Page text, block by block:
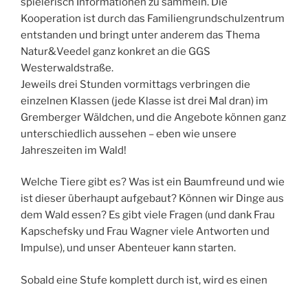
Kooperation ist durch das Familiengrundschulzentrum
entstanden und bringt unter anderem das Thema
Natur&Veedel ganz konkret an die GGS
Westerwaldstraße.
Jeweils drei Stunden vormittags verbringen die
einzelnen Klassen (jede Klasse ist drei Mal dran) im
Gremberger Wäldchen, und die Angebote können ganz
unterschiedlich aussehen – eben wie unsere
Jahreszeiten im Wald!
Welche Tiere gibt es? Was ist ein Baumfreund und wie
ist dieser überhaupt aufgebaut? Können wir Dinge aus
dem Wald essen? Es gibt viele Fragen (und dank Frau
Kapschefsky und Frau Wagner viele Antworten und
Impulse), und unser Abenteuer kann starten.
Sobald eine Stufe komplett durch ist, wird es einen